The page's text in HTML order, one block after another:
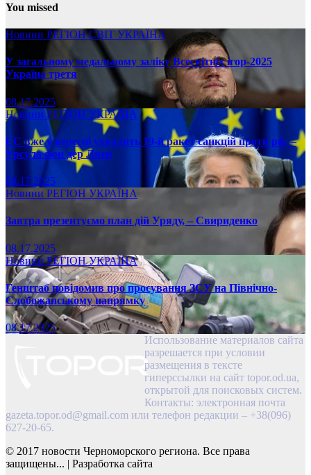
You missed
Новини РЕГІОНСВІТ УКРАЇНА
У загальному медальному заліку Всесвітніх ігор-2025
Україна третя
08.17.2025
НовиниРЕГІОН УКРАЇНА
ЄС вже у вересні ухвалить 19-й ракет санкцій проти рф, –
Урсула фон дер Ляєн
08.17.2025
Новини РЕГІОН УКРАЇНА
Завтра презентуємо план дій Уряду, – Свириденко
08.17.2025
НовиниРЕГІОНУКРАЇНА
Генштаб повідомив про просування ЗСУ на Північно-
Слобожанському напрямку
08.17.2025
Использование материалов сайта
разрешается при условии
размещения в тексте
гиперссылки на сайт topor.od.ua,
открытой для поисковых систем.
Контакты: электронная почта
gazeta.topor.od@gmail.com или телефон редакции – +38(096)
627-20-65.
© 2017 новости Черноморского региона. Все права
защищены... | Разработка сайта